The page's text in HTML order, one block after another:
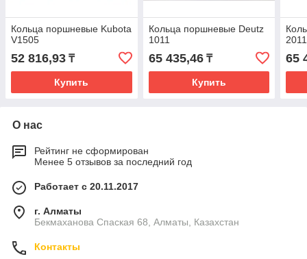
Кольца поршневые Kubota
V1505
52 816,93 ₸
Купить
Кольца поршневые Deutz
1011
65 435,46₸
Купить
2011
65
О нас
Рейтинг не сформирован
Менее 5 отзывов за последний год
Работает с 20.11.2017
г. Алматы
Бекмаханова Спаская 68, Алматы, Казахстан
Контакты